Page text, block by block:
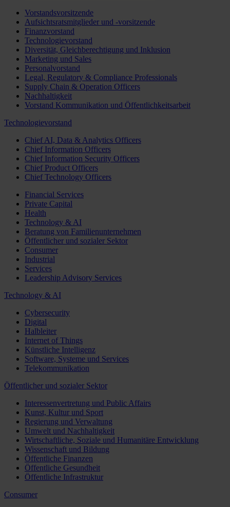
Vorstandsvorsitzende
Aufsichtsratsmitglieder und -vorsitzende
Finanzvorstand
Technologievorstand
Diversität, Gleichberechtigung und Inklusion
Marketing und Sales
Personalvorstand
Legal, Regulatory & Compliance Professionals
Supply Chain & Operation Officers
Nachhaltigkeit
Vorstand Kommunikation und Öffentlichkeitsarbeit
Technologievorstand
Chief AI, Data & Analytics Officers
Chief Information Officers
Chief Information Security Officers
Chief Product Officers
Chief Technology Officers
Financial Services
Private Capital
Health
Technology & AI
Beratung von Familienunternehmen
Öffentlicher und sozialer Sektor
Consumer
Industrial
Services
Leadership Advisory Services
Technology & AI
Cybersecurity
Digital
Halbleiter
Internet of Things
Künstliche Intelligenz
Software, Systeme und Services
Telekommunikation
Öffentlicher und sozialer Sektor
Interessenvertretung und Public Affairs
Kunst, Kultur und Sport
Regierung und Verwaltung
Umwelt und Nachhaltigkeit
Wirtschaftliche, Soziale und Humanitäre Entwicklung
Wissenschaft und Bildung
Öffentliche Finanzen
Öffentliche Gesundheit
Öffentliche Infrastruktur
Consumer